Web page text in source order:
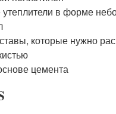
в форме
которые нужно
цемента